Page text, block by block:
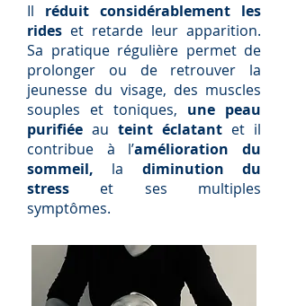
Il réduit considérablement les
rides et retarde leur apparition.
Sa pratique régulière permet de
prolonger ou de retrouver la
jeunesse du visage, des muscles
souples et toniques, une peau
purifiée au teint éclatant et il
contribue à l’amélioration du
sommeil, la diminution du
stress et ses multiples
symptômes.